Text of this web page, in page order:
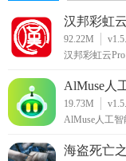
汉邦彩虹
92.22M
汉邦彩虹云
AlMuse人
19.73M
AlMuse人工
海盗死亡